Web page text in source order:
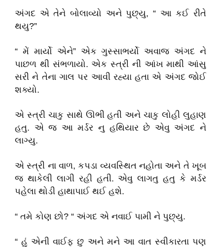
અંગદ એ તેને બોલાવ્યો અને પુછ્યુ, “ આ કઈ રીતે
થયુ?”
“ મેં માર્યો એને” એક ગુસ્સાભર્યો અવાજ અંગદ ને
પાછળ થી સંભળાયો. એક સ્ત્રી ની આંખ માથી આંસુ
સરી ને તેના ગાલ પર આવી રહ્યા હતા એ અંગદ જોઈ
શક્યો.
એ સ્ત્રી ચાકુ સાથે ઊભી હતી અને ચાકુ લોહી લુહાણ
હતુ. એ જ આ મર્ડર નુ હથિયાર છે એવુ અંગદ ને
લાગ્યુ.
એ સ્ત્રી ના વાળ, કપડા વ્યવસ્થિત નહોતા અને તે ખૂબ
જ થાકેલી લાગી રહી હતી. એવુ લાગતુ હતુ કે મર્ડર
પહેલા થોડી હાથાપાઈ થઈ હશે.
“ તમે કોણ છો? “ અંગદ એ નવાઈ પામી ને પુછ્યુ.
“ હું એની વાઈફ છુ અને મને આ વાત સ્વીકારતા પણ